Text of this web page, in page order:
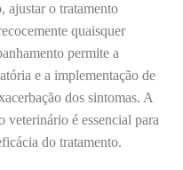
ajustar o tratamento
quaisquer
permite a
e a implementação de
dos sintomas. A
veterinário é essencial para
do tratamento.